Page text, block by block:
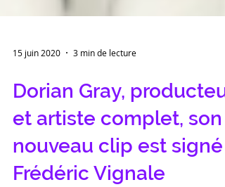
15 juin 2020 3 min de lecture
Dorian Gray, producteur
et artiste complet, son
nouveau clip est signé